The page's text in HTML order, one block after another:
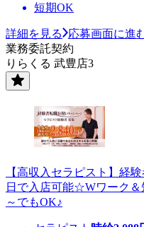
短期OK
詳細を見る
応募画面に進
業務委託契約
りらくる 武豊店3
【高収入セラピスト】経
日で入店可能☆Wワーク
～でもOK♪